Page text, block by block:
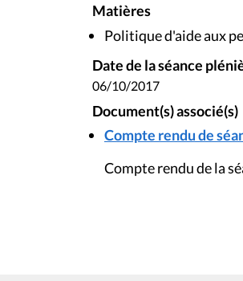
Matières
Politique d'aide aux
Date de la séance
06/10/2017
Document(s) associé(s)
Compte rendu de
Compte rendu de la